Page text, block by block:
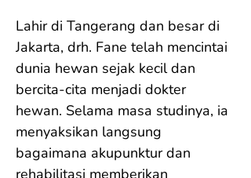
Lahir di Tangerang dan besar di
Jakarta, drh. Fane telah mencintai
dunia hewan sejak kecil dan
bercita-cita menjadi dokter
hewan. Selama masa studinya, ia
menyaksikan langsung
bagaimana akupunktur dan
rehabilitasi memberikan